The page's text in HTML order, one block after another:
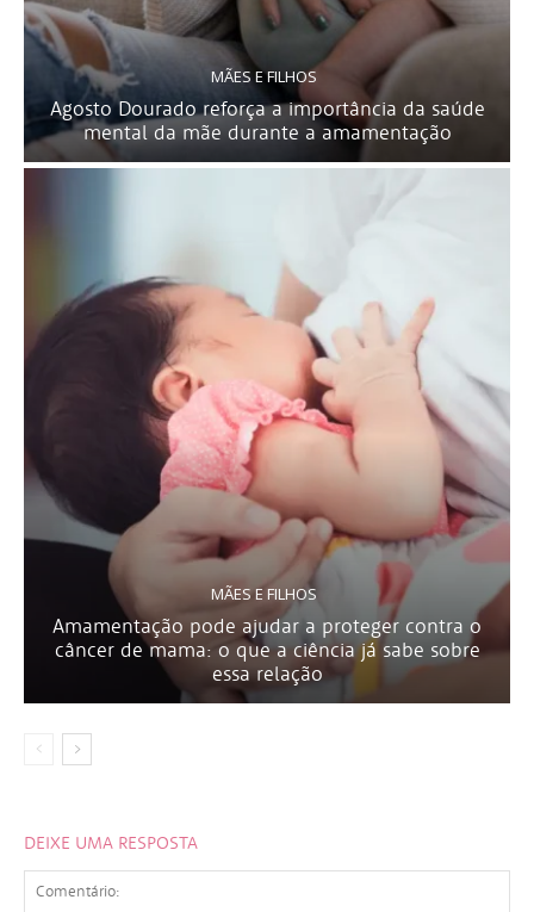
MÃES E FILHOS
Agosto Dourado reforça a importância da saúde
mental da mãe durante a amamentação
MÃES E FILHOS
Amamentação pode ajudar a proteger contra o
câncer de mama: o que a ciência já sabe sobre
essa relação
DEIXE UMA RESPOSTA